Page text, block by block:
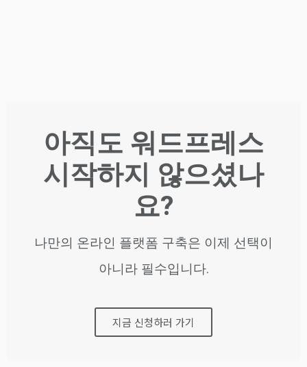
아직도 워드프레스
시작하지 않으셨나
요?
나만의 온라인 플랫폼 구축은 이제 선택이
아니라 필수입니다.
지금 신청하러 가기